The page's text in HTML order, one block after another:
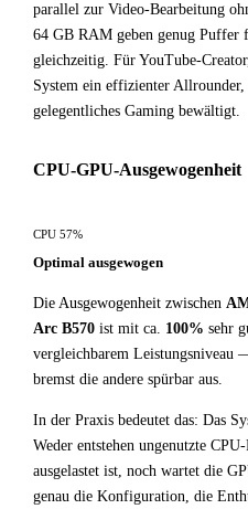
parallel zur Video-Bearbeitung
64 GB RAM geben genug Puffer
gleichzeitig. Für YouTube-
System ein effizienter
gelegentliches Gaming bewältigt.
CPU-GPU-Ausgewogenheit
CPU 57%
Optimal ausgewogen
Die Ausgewogenheit zwischen
Arc B570 ist mit ca. 100% sehr
vergleichbarem Leistungsniveau
bremst die andere spürbar aus.
In der Praxis bedeutet das: Das
Weder entstehen ungenutzte
ausgelastet ist, noch wartet die
genau die Konfiguration, die